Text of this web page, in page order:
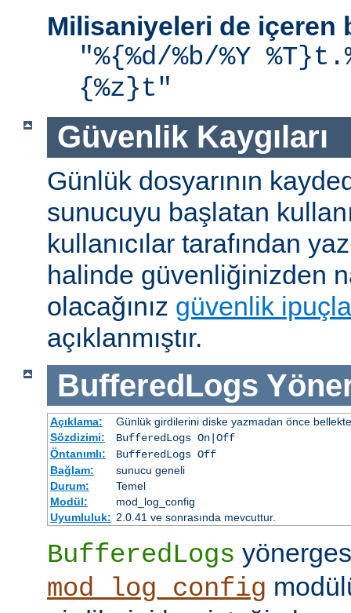
Milisaniyeleri de içeren
"%{%d/%b/%Y
{%z}t"
Güvenlik Kaygıları
Günlük dosyarının
sunucuyu başlatan
kullanıcılar tarafından
halinde güvenliğinizden
olacağınız güvenlik
açıklanmıştır.
BufferedLogs
Açıklama:
Günlük girdilerini diske yazmadan önce
Sözdizimi:
BufferedLogs On|Off
Öntanımlı:
BufferedLogs Off
Bağlam:
sunucu geneli
Durum:
Temel
Modül:
mod_log_config
Uyumluluk: 2.0.41 ve sonrasında mevcuttur.
BufferedLogs
mod_log_config